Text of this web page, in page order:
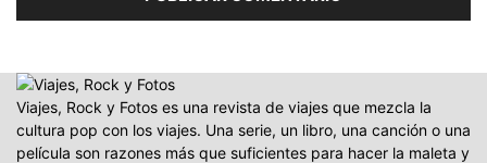
Viajes, Rock y Fotos es una revista de viajes que mezcla la
cultura pop con los viajes. Una serie, un libro, una canción o una
película son razones más que suficientes para hacer la maleta y